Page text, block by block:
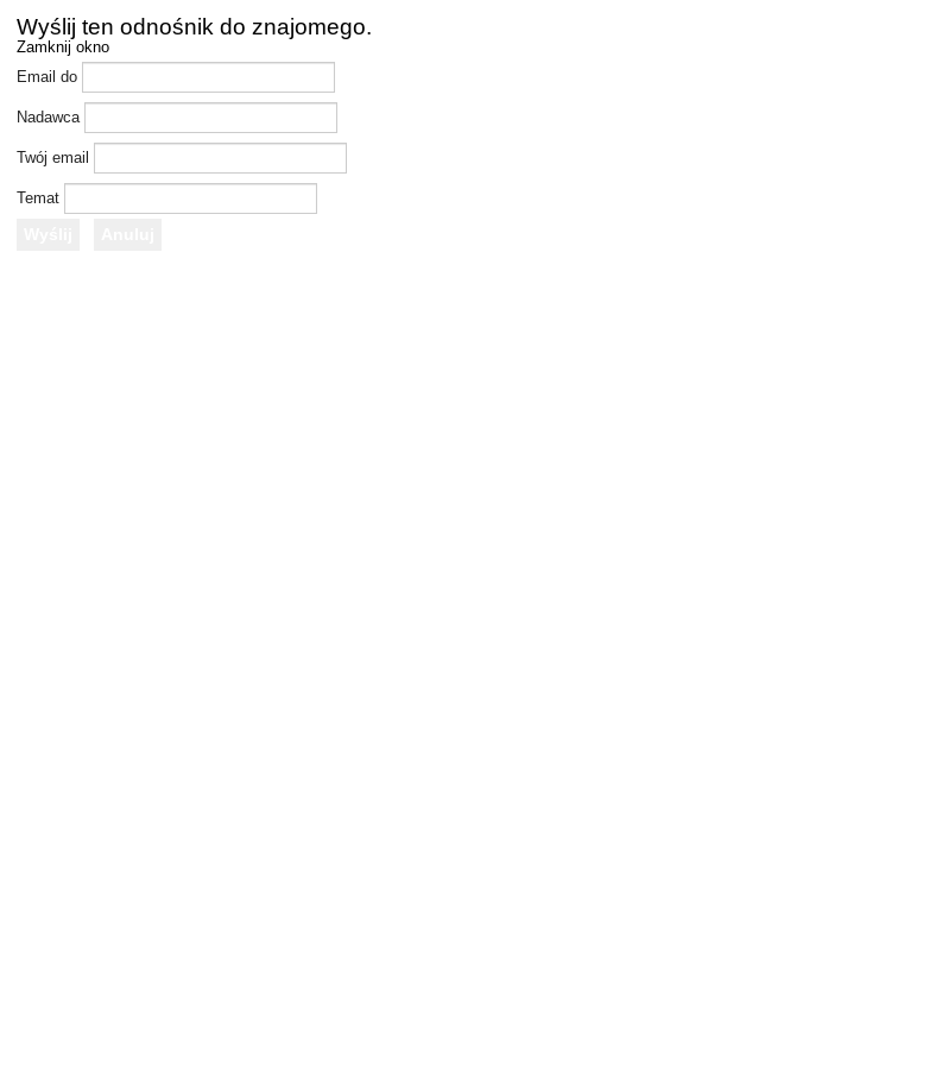
Wyślij ten odnośnik do znajomego.
Zamknij okno
Email do
Nadawca
Twój email
Temat